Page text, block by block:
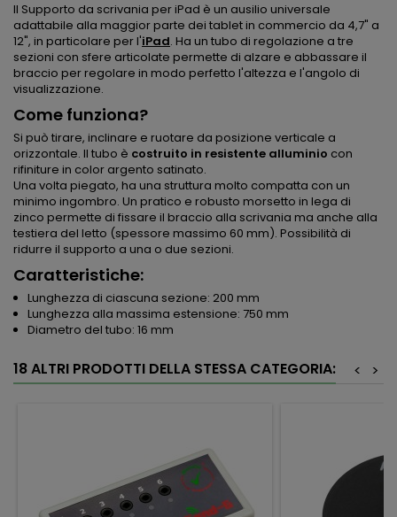
Il Supporto da scrivania per iPad è un ausilio universale
adattabile alla maggior parte dei tablet in commercio da 4,7" a
12", in particolare per l'iPad. Ha un tubo di regolazione a tre
sezioni con sfere articolate permette di alzare e abbassare il
braccio per regolare in modo perfetto l'altezza e l'angolo di
visualizzazione.
Come funziona?
Si può tirare, inclinare e ruotare da posizione verticale a
orizzontale. Il tubo è costruito in resistente alluminio con
rifiniture in color argento satinato.
Una volta piegato, ha una struttura molto compatta con un
minimo ingombro. Un pratico e robusto morsetto in lega di
zinco permette di fissare il braccio alla scrivania ma anche alla
testiera del letto (spessore massimo 60 mm). Possibilità di
ridurre il supporto a una o due sezioni.
Caratteristiche:
Lunghezza di ciascuna sezione: 200 mm
Lunghezza alla massima estensione: 750 mm
Diametro del tubo: 16 mm
18 ALTRI PRODOTTI DELLA STESSA CATEGORIA: >
<